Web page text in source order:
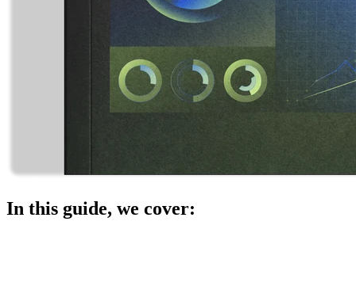
In this guide, we cover: